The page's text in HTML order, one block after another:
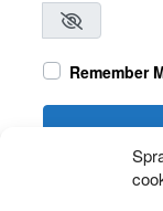
Remember